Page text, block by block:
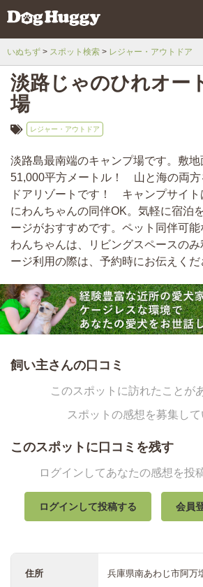
いぬちず スポット検索 レジャー・アウトドア
淡路じゃのひれオー
場
レジャー・アウトドア
淡路島最南端のキャンプ場です。敷地
51,000平方メートル！ 山と海の両方
ドアリゾートです！ キャンプサイト
にわんちゃんの同伴OK。気軽に宿泊
ージがおすすめです。ペット同伴可能
わんちゃんは、リビングスペースの
ージ利用の際は、予約時にお伝えくだ
飼い主さんの口コミ
このスポットに訪れたことが
スポットの感想を募集して
このスポットに口コミを残す
ログインしてあなたの感想を投
ログインして投稿する 会員
住所 兵庫県南あわじ市阿万